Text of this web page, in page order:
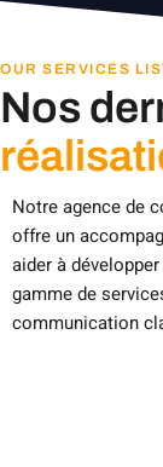
OUR SERVICES
Nos
Notre agence de
offre un
aider à
gamme de
communication